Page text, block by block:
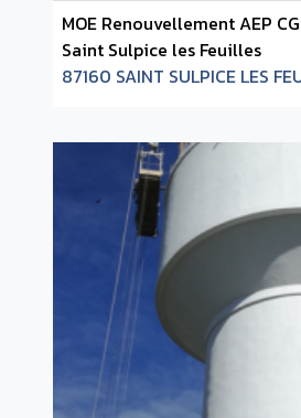
MOE Renouvellement AEP
Saint Sulpice les Feuilles
87160 SAINT SULPICE LES